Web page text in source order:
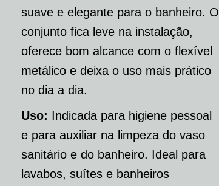
suave e elegante para o banheiro. O
conjunto fica leve na instalação,
oferece bom alcance com o flexível
metálico e deixa o uso mais prático
no dia a dia.
Uso: Indicada para higiene pessoal
e para auxiliar na limpeza do vaso
sanitário e do banheiro. Ideal para
lavabos, suítes e banheiros